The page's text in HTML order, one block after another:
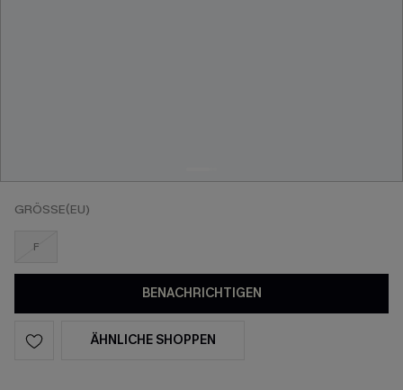
GRÖSSE(EU)
F
BENACHRICHTIGEN
ÄHNLICHE SHOPPEN